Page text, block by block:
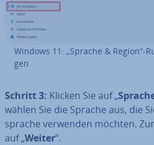
Windows 11: „Sprache &
gen
Schritt 3: Klicken Sie auf „
wählen Sie die Sprache aus, die
spra­che verwenden möchten.
auf „Weiter“.